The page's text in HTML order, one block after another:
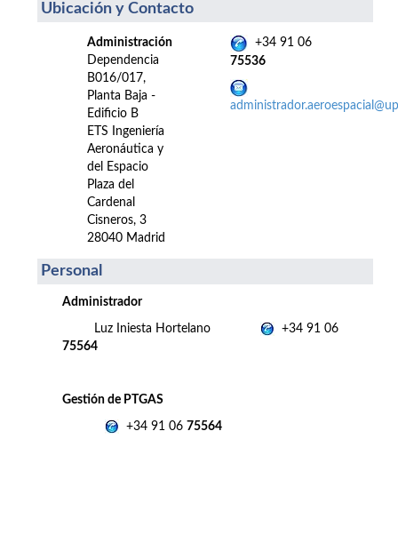
Ubicación y Contacto
Administración
Dependencia
B016/017,
Planta Baja -
Edificio B
ETS Ingeniería
Aeronáutica y
del Espacio
Plaza del
Cardenal
Cisneros, 3
28040 Madrid
+34 91 06
75536
Personal
Administrador
Luz Iniesta Hortelano
+34 91 06
75564
Gestión de PTGAS
+34 91 06 75564